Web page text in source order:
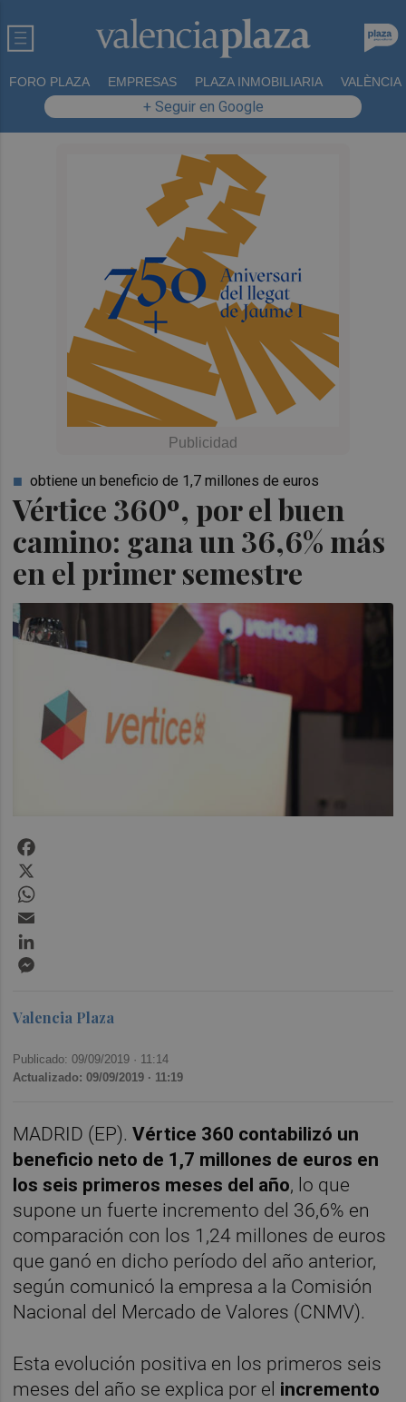
FORO PLAZA EMPRESAS PLAZA INMOBILIARIA VALÈNCIA
+ Seguir en Google
Vértice 360º, por el buen
camino: gana un 36,6% más
en el primer semestre
obtiene un beneficio de 1,7 millones de euros
Valencia Plaza
Publicado: 09/09/2019 · 11:14
Actualizado: 09/09/2019 · 11:19
MADRID (EP).Vértice 360 contabilizó un
beneficio neto de 1,7 millones de euros en
los seis primeros meses del año, lo que
supone un fuerte incremento del 36,6% en
comparación con los 1,24 millones de euros
que ganó en dicho período del año anterior,
según comunicó la empresa a la Comisión
Nacional del Mercado de Valores (CNMV).
Esta evolución positiva en los primeros seis
meses del año se explica por el incremento